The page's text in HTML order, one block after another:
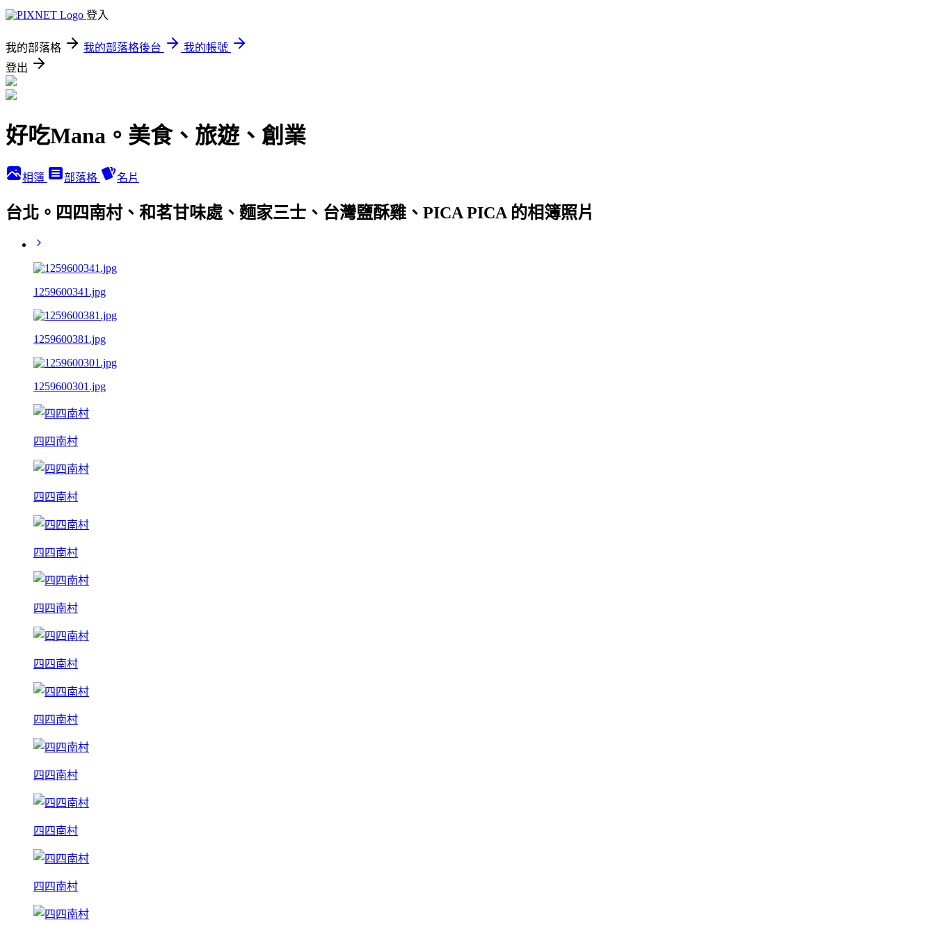
登入
我的部落格 我的部落格後台
我的帳號
登出
好吃Mana。美食、旅遊、創業
相簿 部落格 名片
台北。四四南村、和茗甘味處、麵家三士、台灣鹽酥雞、PICA PICA 的相簿照片
1259600341.jpg
1259600381.jpg
1259600301.jpg
四四南村
四四南村
四四南村
四四南村
四四南村
四四南村
四四南村
四四南村
四四南村